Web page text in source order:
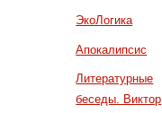
ЭкоЛогика
Апокалипсис
Литературные
беседы. Виктор